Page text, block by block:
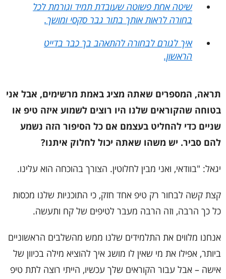
שיטה אחת פשוטה שעובדת תמיד וגורמת לכל
בחורה לראות אותך בתור גבר סקסי ומושך.
איך לגורם לבחורה להתאהב בך כבר בדייט
הראשון.
תראה, המספרים שאתה מציג באמת מרשימים, אבל אני
בטוחה שהקוראים שלנו היו רוצים לשמוע איזה טיפ או
שניים כדי להחליט בעצמם אם כל הסיפור הזה נשמע
להם סביר. יש משהו שאתה יכול לחלוק איתנו?
יגאל: "בוודאי, ואני מבין לחלוטין. הצורך בהוכחה הוא עלינו.
קצת קשה לבחור רק טיפ אחד חזק, כי התוכניות שלנו מכסות
כל כך הרבה, וזה הרבה מעבר לטיפים של קח ותעשה.
אנחנו מלווים את התלמידים שלנו ממש מהשלבים הראשוניים
ביותר, אפילו את מי שאין לו מושג איך להוציא מילה בכיוון של
אישה – אבל עבור הקוראים שלך עכשיו, הייתי רוצה לתת טיפ